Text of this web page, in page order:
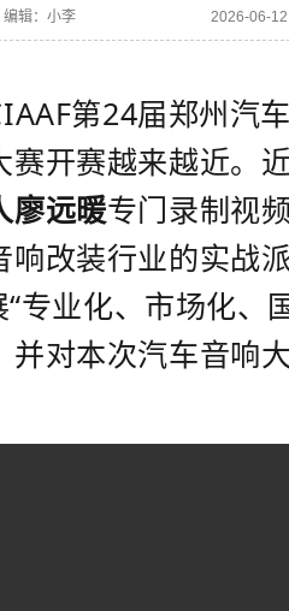
辑：小李 2026-06-
第24届郑州汽
赛开赛越来越近。
廖远暖专门录制视
响改装行业的实战
专业化、市场化、
并对本次汽车音响